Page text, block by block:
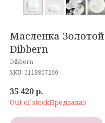
Масленка Золотой
Dibbern
Dibbern
SKU: 0118807200
35 420р.
Out of stock